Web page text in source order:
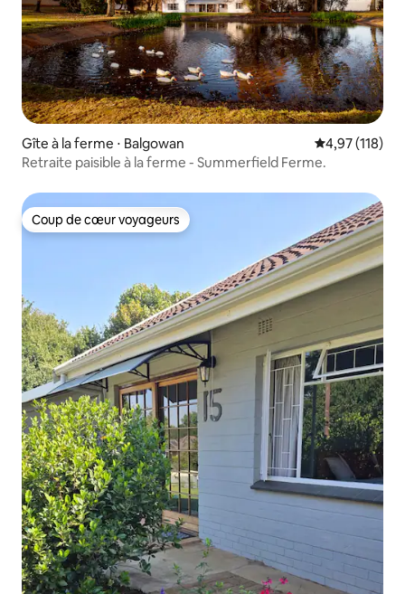
Gîte à la ferme ⋅ Balgowan Évaluation
4,97 (118)
Retraite paisible à la ferme - Summerfield Ferme.
Coup de cœur voyageurs
Coup de cœur voyageurs